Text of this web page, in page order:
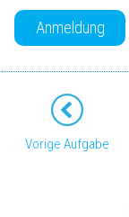
Anmeldung
Vorige Aufgabe